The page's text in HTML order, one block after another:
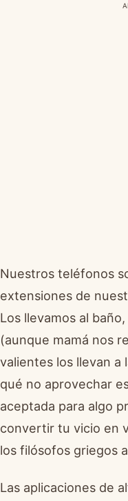
Nuestros teléfonos
extensiones de
Los llevamos al
(aunque mamá nos
valientes los llevan a
qué no aprovechar
aceptada para algo
convertir tu vicio en
los filósofos griegos
Las aplicaciones de